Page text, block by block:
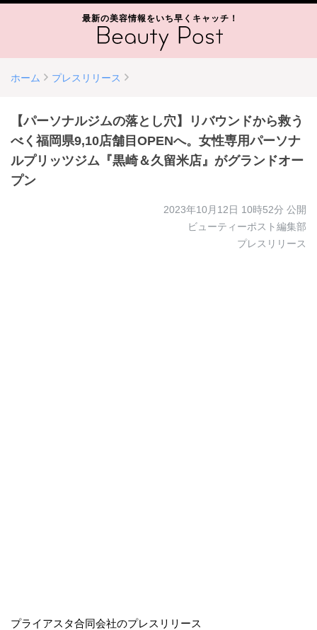
最新の美容情報をいち早くキャッチ！
ホーム プレスリリース
【パーソナルジムの落とし穴】リバウンドから救う
べく福岡県9,10店舗目OPENへ。女性専用パーソナ
ルプリッツジム『黒崎＆久留米店』がグランドオー
プン
2023年10月12日 10時52分 公開
ビューティーポスト編集部
プレスリリース
プライアスタ合同会社のプレスリリース